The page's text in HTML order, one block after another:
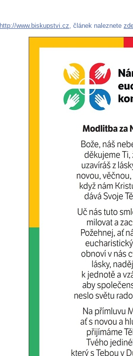
http://www.biskupstvi.cz, článek naleznete